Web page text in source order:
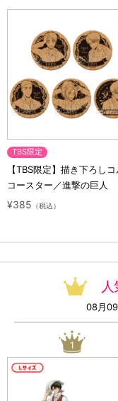
TBS限定
【TBS限定】描き下ろしコ
コースター／進撃の巨人
¥385 （税込）
08月09
1